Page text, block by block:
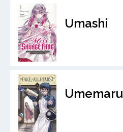
Umashi
Umemaru